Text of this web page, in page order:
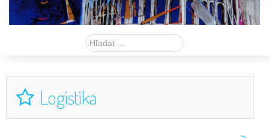
Hľadať
Logistika